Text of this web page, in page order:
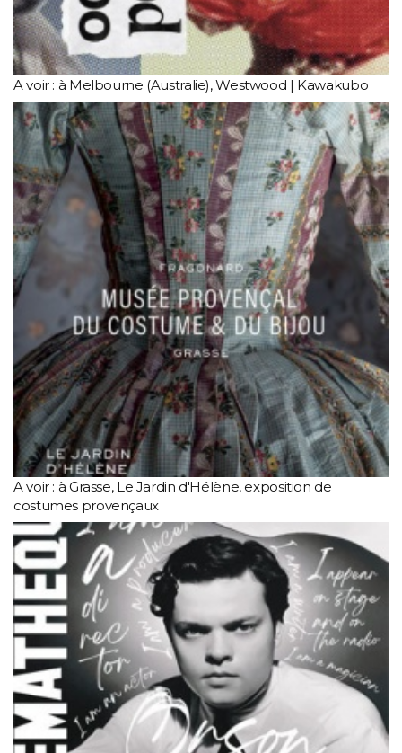
A voir : à Melbourne (Australie), Westwood | Kawakubo
A voir : à Grasse, Le Jardin d'Hélène, exposition de
costumes provençaux